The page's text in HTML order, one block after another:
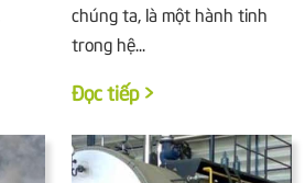
chúng ta, là một hành tinh
trong hệ...
Đọc tiếp >